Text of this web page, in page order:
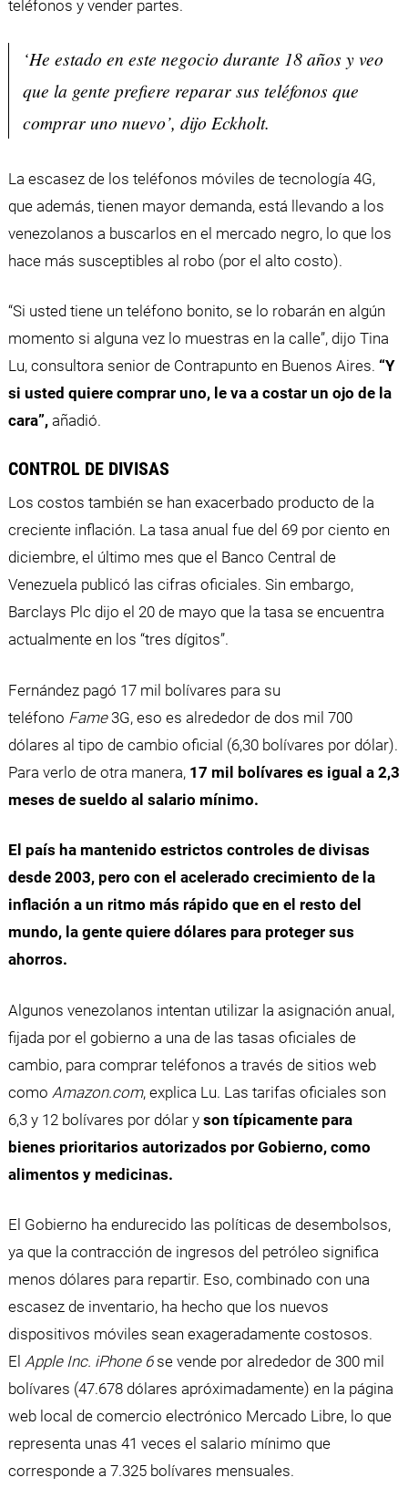
teléfonos y vender partes.
‘He estado en este negocio durante 18 años y veo
que la gente prefiere reparar sus teléfonos que
comprar uno nuevo’, dijo Eckholt.
La escasez de los teléfonos móviles de tecnología 4G,
que además, tienen mayor demanda, está llevando a los
venezolanos a buscarlos en el mercado negro, lo que los
hace más susceptibles al robo (por el alto costo).
“Si usted tiene un teléfono bonito, se lo robarán en algún
momento si alguna vez lo muestras en la calle”, dijo Tina
Lu, consultora senior de Contrapunto en Buenos Aires. “Y
si usted quiere comprar uno, le va a costar un ojo de la
cara”,añadió.
CONTROL DE DIVISAS
Los costos también se han exacerbado producto de la
creciente inflación. La tasa anual fue del 69 por ciento en
diciembre, el último mes que el Banco Central de
Venezuela publicó las cifras oficiales. Sin embargo,
Barclays Plc dijo el 20 de mayo que la tasa se encuentra
actualmente en los “tres dígitos”.
Fernández pagó 17 mil bolívares para su
teléfono Fame3G, eso es alrededor de dos mil 700
dólares al tipo de cambio oficial (6,30 bolívares por dólar).
Para verlo de otra manera, 17 mil bolívares es igual a 2,3
meses de sueldo al salario mínimo.
El país ha mantenido estrictos controles de divisas
desde 2003, pero con el acelerado crecimiento de la
inflación a un ritmo más rápido que en el resto del
mundo, la gente quiere dólares para proteger sus
ahorros.
Algunos venezolanos intentan utilizar la asignación anual,
fijada por el gobierno a una de las tasas oficiales de
cambio, para comprar teléfonos a través de sitios web
como Amazon.com, explica Lu. Las tarifas oficiales son
6,3 y 12 bolívares por dólar y son típicamente para
bienes prioritarios autorizados por Gobierno, como
alimentos y medicinas.
El Gobierno ha endurecido las políticas de desembolsos,
ya que la contracción de ingresos del petróleo significa
menos dólares para repartir. Eso, combinado con una
escasez de inventario, ha hecho que los nuevos
dispositivos móviles sean exageradamente costosos.
El Apple Inc. iPhone 6se vende por alrededor de 300 mil
bolívares (47.678 dólares apróximadamente) en la página
web local de comercio electrónico Mercado Libre, lo que
representa unas 41 veces el salario mínimo que
corresponde a 7.325 bolívares mensuales.